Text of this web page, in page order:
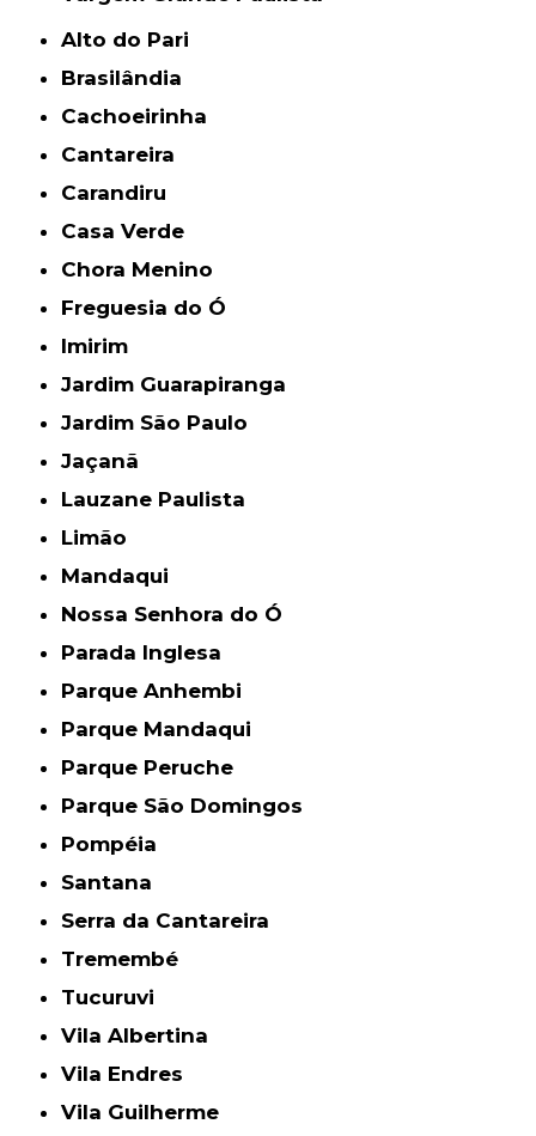
Alto do Pari
Brasilândia
Cachoeirinha
Cantareira
Carandiru
Casa Verde
Chora Menino
Freguesia do Ó
Imirim
Jardim Guarapiranga
Jardim São Paulo
Jaçanã
Lauzane Paulista
Limão
Mandaqui
Nossa Senhora do Ó
Parada Inglesa
Parque Anhembi
Parque Mandaqui
Parque Peruche
Parque São Domingos
Pompéia
Santana
Serra da Cantareira
Tremembé
Tucuruvi
Vila Albertina
Vila Endres
Vila Guilherme